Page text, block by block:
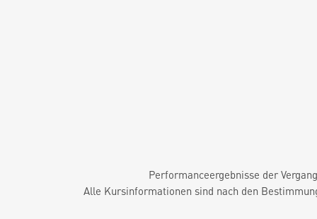
Performanceergebnisse der
Alle Kursinformationen sind nach den